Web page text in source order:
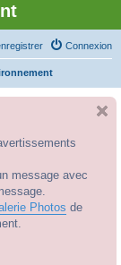
Connexion
message avec
Photos de